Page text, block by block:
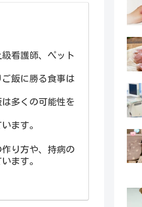
看護師、ペット
飯に勝る食事は
多くの可能性を
ます。
り方や、持病の
ます。